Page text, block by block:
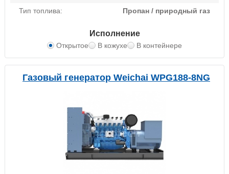
Тип топлива:
Пропан / природный газ
Исполнение
Открытое В кожухе В контейнере
Газовый генератор Weichai WPG188-8NG